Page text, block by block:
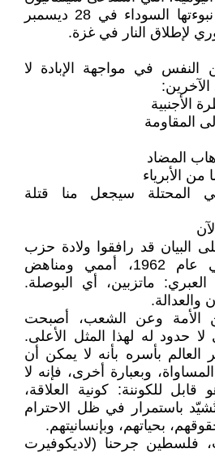
من جميع أنحاء العالم، نبوءتها السوداء في 28 ديسمبر
النفس في مواجهة الإبادة لا
الأجنبية
المقاومة
المضاد
الأبرياء
المحتلة سيجعل منا قتلة
البيان قد رافقوا ولادة حزب
اشتراكي إسرائيلي في عام 1962، أممي ومناهض
ماتزبين، أي البوصلة.
والعدالة.
الأمة وعن الشعب، أصبحت
حدود له لهذا المثل الأعلى.
العالم بأسره بأنه لا يمكن أن
وبعبارة أخرى، فإنه لا
للكوننة: كونية العلاقة،
تُشيّد باستمرار في ظل الاحترام
بحياتهم، وبإنسانيتهم.
فلسطين جرحنا (لاديكوفيرت